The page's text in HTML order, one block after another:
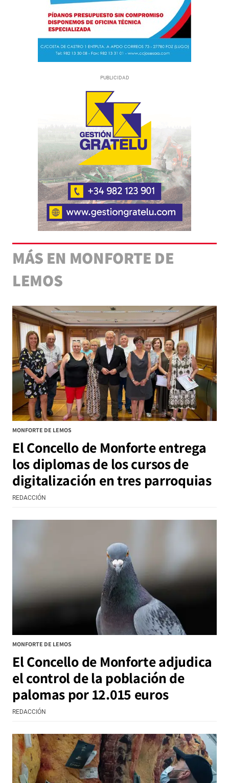
MÁS EN MONFORTE DE
LEMOS
MONFORTE DE LEMOS
El Concello de Monforte entrega
los diplomas de los cursos de
digitalización en tres parroquias
REDACCIÓN
MONFORTE DE LEMOS
El Concello de Monforte adjudica
el control de la población de
palomas por 12.015 euros
REDACCIÓN